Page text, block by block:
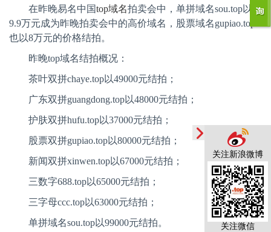
关注新浪微博
关注微信
在昨晚易名中国top域名拍卖会中，单拼域名sou.top以
9.9万元成为昨晚拍卖会中的高价域名，股票域名gupiao.top
也以8万元的价格结拍。
昨晚top域名结拍概况：
茶叶双拼chaye.top以49000元结拍；
广东双拼guangdong.top以48000元结拍；
护肤双拼hufu.top以37000元结拍；
股票双拼gupiao.top以80000元结拍；
新闻双拼xinwen.top以67000元结拍；
三数字688.top以65000元结拍；
三字母ccc.top以63000元结拍；
单拼域名sou.top以99000元结拍。